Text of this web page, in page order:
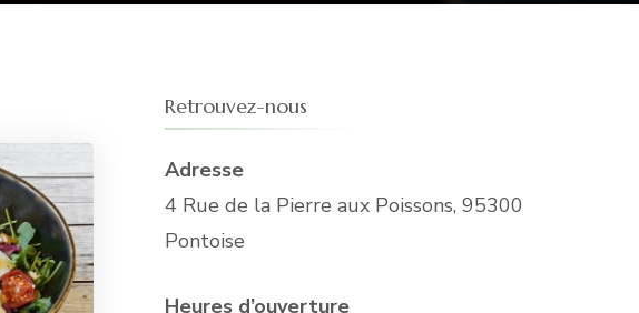
Retrouvez-nous
Adresse
4 Rue de la Pierre aux Poissons, 95300
Pontoise
Heures d’ouverture